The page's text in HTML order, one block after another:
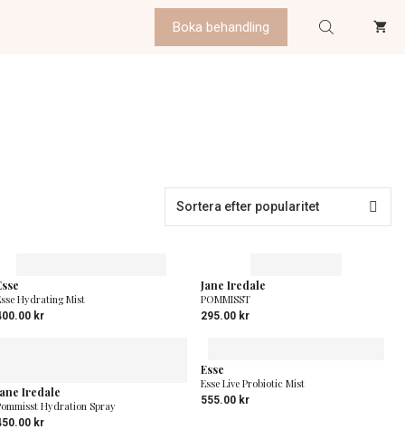
Boka behandling
Hydrating Mist
kr
Jane Iredale
POMMISST
295.00 kr
Iredale
Hydration Spray
kr
Esse
Esse Live Probiotic Mist
555.00 kr